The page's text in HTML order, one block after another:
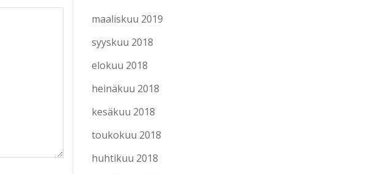
maaliskuu 2019
syyskuu 2018
elokuu 2018
heinäkuu 2018
kesäkuu 2018
toukokuu 2018
huhtikuu 2018